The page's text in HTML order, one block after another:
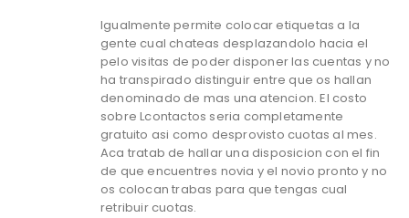
Igualmente permite colocar etiquetas a la
gente cual chateas desplazandolo hacia el
pelo visitas de poder disponer las cuentas y no
ha transpirado distinguir entre que os hallan
denominado de mas una atencion. El costo
sobre Lcontactos seri­a completamente
gratuito asi­ como desprovisto cuotas al mes.
Aca tratab de hallar una disposicion con el fin
de que encuentres novia y el novio pronto y no
os colocan trabas para que tengas cual
retribuir cuotas.